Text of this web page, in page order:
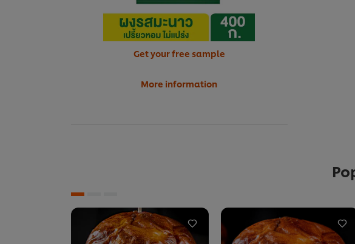
Get your free sample
More information